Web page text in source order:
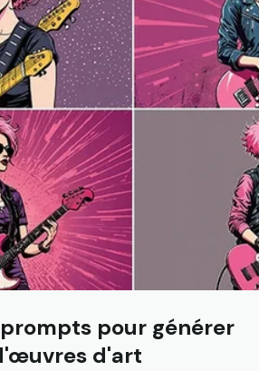
pour générer
d'art